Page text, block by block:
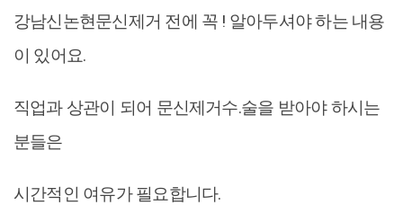
강남신논현문신제거 전에 꼭 ! 알아두셔야 하는 내용
이 있어요.
직업과 상관이 되어 문신제거수.술을 받아야 하시는
분들은
시간적인 여유가 필요합니다.